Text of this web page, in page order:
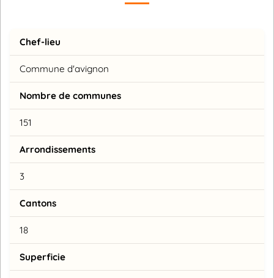
Chef-lieu
Commune d'avignon
Nombre de communes
151
Arrondissements
3
Cantons
18
Superficie